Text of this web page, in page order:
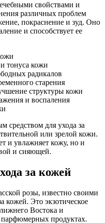
свойствами и
различных проблем
покраснение и зуд. Оно
и способствует ее
тонуса кожи
радикалов
старения
структуры кожи
и воспаления
средством для ухода за
или зрелой кожи.
и увлажняет кожу, но и
и сияющей.
за кожей
розы, известно своими
кожей. Это экзотическое
Востока и
парфюмерных продуктах.